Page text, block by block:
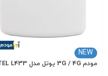
وای فای
این دستگاه از هر دو باند فرکانسی 2.4 و 5
اشتراک‌گذاری اینترنت پرسرعت را
NEW
مودم 3G / 4G یوتل مدل UTEL L433